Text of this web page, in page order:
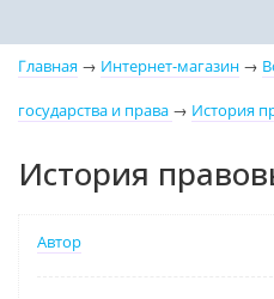
Главная → Интернет-магазин →
государства и права → История
История
Автор